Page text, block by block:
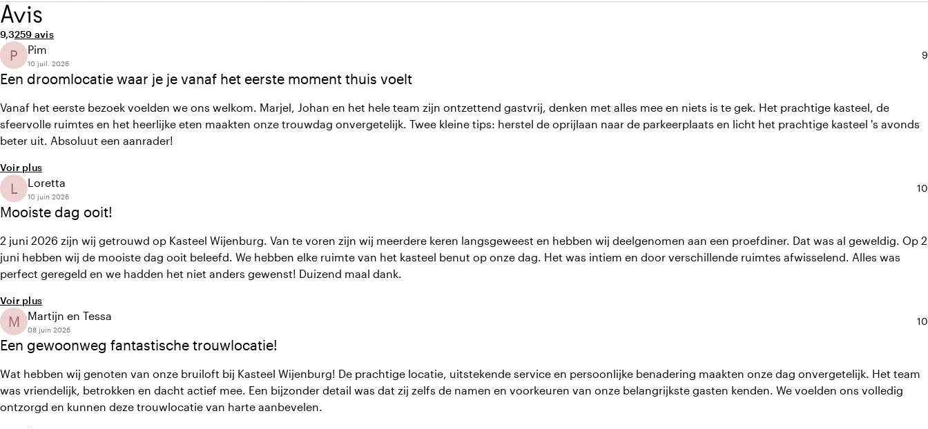
Avis
Note moyenne de 9,3 sur 10
9,3Nombre d'avis : 259
259 avis
Een droomlocatie waar je je vanaf het eerste moment thuis voelt
P Pim
10 juil. 2026
9
Vanaf het eerste bezoek voelden we ons welkom. Marjel, Johan en het hele team zijn ontzettend gastvrij, denken met alles mee en niets is te gek. Het prachtige kasteel, de
sfeervolle ruimtes en het heerlijke eten maakten onze trouwdag onvergetelijk. Twee kleine tips: herstel de oprijlaan naar de parkeerplaats en licht het prachtige kasteel 's avonds
beter uit. Absoluut een aanrader!
Voir plus
Mooiste dag ooit!
L Loretta
10 juin 2026
10
2 juni 2026 zijn wij getrouwd op Kasteel Wijenburg. Van te voren zijn wij meerdere keren langsgeweest en hebben wij deelgenomen aan een proefdiner. Dat was al geweldig. Op 2
juni hebben wij de mooiste dag ooit beleefd. We hebben elke ruimte van het kasteel benut op onze dag. Het was intiem en door verschillende ruimtes afwisselend. Alles was
perfect geregeld en we hadden het niet anders gewenst! Duizend maal dank.
Voir plus
Een gewoonweg fantastische trouwlocatie!
M Martijn en Tessa
08 juin 2026
10
Wat hebben wij genoten van onze bruiloft bij Kasteel Wijenburg! De prachtige locatie, uitstekende service en persoonlijke benadering maakten onze dag onvergetelijk. Het team
was vriendelijk, betrokken en dacht actief mee. Een bijzonder detail was dat zij zelfs de namen en voorkeuren van onze belangrijkste gasten kenden. We voelden ons volledig
ontzorgd en kunnen deze trouwlocatie van harte aanbevelen.